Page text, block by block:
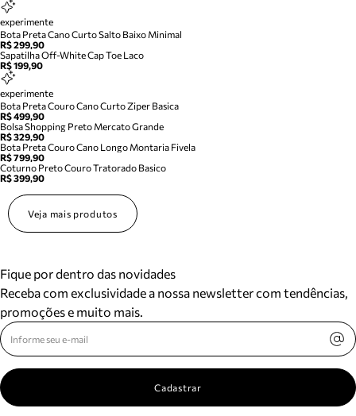
experimente
Bota Preta Cano Curto Salto Baixo Minimal
R$ 299,90
Sapatilha Off-White Cap Toe Laco
R$ 199,90
experimente
Bota Preta Couro Cano Curto Ziper Basica
R$ 499,90
Bolsa Shopping Preto Mercato Grande
R$ 329,90
Bota Preta Couro Cano Longo Montaria Fivela
R$ 799,90
Coturno Preto Couro Tratorado Basico
R$ 399,90
Veja mais produtos
Fique por dentro das novidades
Receba com exclusividade a nossa newsletter com tendências,
promoções e muito mais.
Cadastrar